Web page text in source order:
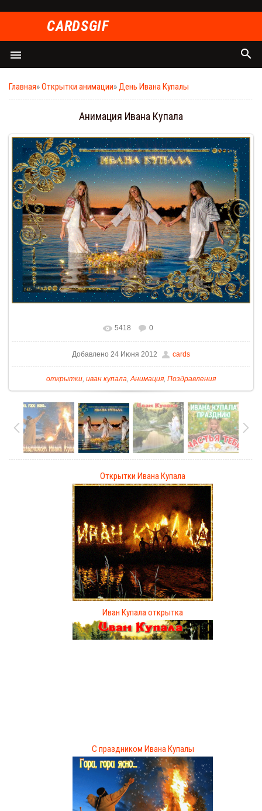
СARDSGIF
menu search
Главная»Открытки анимации»День Ивана Купалы
Анимация Ивана Купала
5418 0
Добавлено 24 Июня 2012 cards
открытки, иван купала,Анимация, Поздравления
Открытки Ивана Купала
Иван Купала открытка
С праздником Ивана Купалы